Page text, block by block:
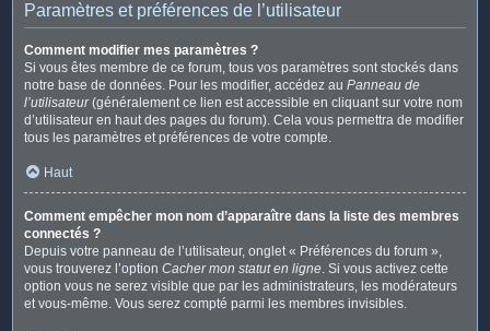
Paramètres et préférences de l’utilisateur
Comment modifier mes paramètres ?
Si vous êtes membre de ce forum, tous vos paramètres sont stockés dans
notre base de données. Pour les modifier, accédez au Panneau de
l’utilisateur(généralement ce lien est accessible en cliquant sur votre nom
d’utilisateur en haut des pages du forum). Cela vous permettra de modifier
tous les paramètres et préférences de votre compte.
Haut
Comment empêcher mon nom d’apparaître dans la liste des membres
connectés ?
Depuis votre panneau de l’utilisateur, onglet « Préférences du forum »,
vous trouverez l’option Cacher mon statut en ligne. Si vous activez cette
option vous ne serez visible que par les administrateurs, les modérateurs
et vous-même. Vous serez compté parmi les membres invisibles.